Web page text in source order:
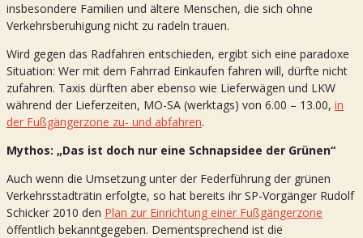
insbesondere Familien und ältere Menschen, die sich ohne
Verkehrsberuhigung nicht zu radeln trauen.
Wird gegen das Radfahren entschieden, ergibt sich eine paradoxe
Situation: Wer mit dem Fahrrad Einkaufen fahren will, dürfte nicht
zufahren. Taxis dürften aber ebenso wie Lieferwägen und LKW
während der Lieferzeiten, MO-SA (werktags) von 6.00 – 13.00, in
der Fußgängerzone zu- und abfahren.
Mythos: „Das ist doch nur eine Schnapsidee der Grünen“
Auch wenn die Umsetzung unter der Federführung der grünen
Verkehrsstadträtin erfolgte, so hat bereits ihr SP-Vorgänger Rudolf
Schicker 2010 den Plan zur Einrichtung einer Fußgängerzone
öffentlich bekanntgegeben. Dementsprechend ist die